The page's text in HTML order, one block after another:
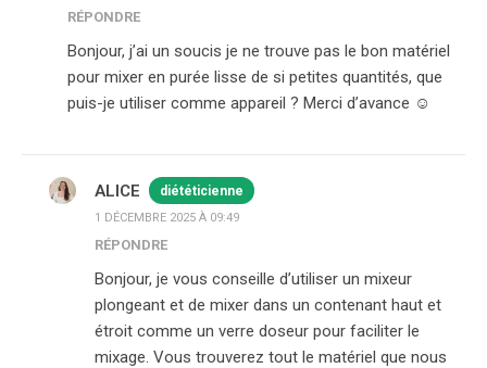
RÉPONDRE
Bonjour, j’ai un soucis je ne trouve pas le bon matériel
pour mixer en purée lisse de si petites quantités, que
puis-je utiliser comme appareil ? Merci d’avance ☺️
ALICE diététicienne
1 DÉCEMBRE 2025 À 09:49
RÉPONDRE
Bonjour, je vous conseille d’utiliser un mixeur
plongeant et de mixer dans un contenant haut et
étroit comme un verre doseur pour faciliter le
mixage. Vous trouverez tout le matériel que nous